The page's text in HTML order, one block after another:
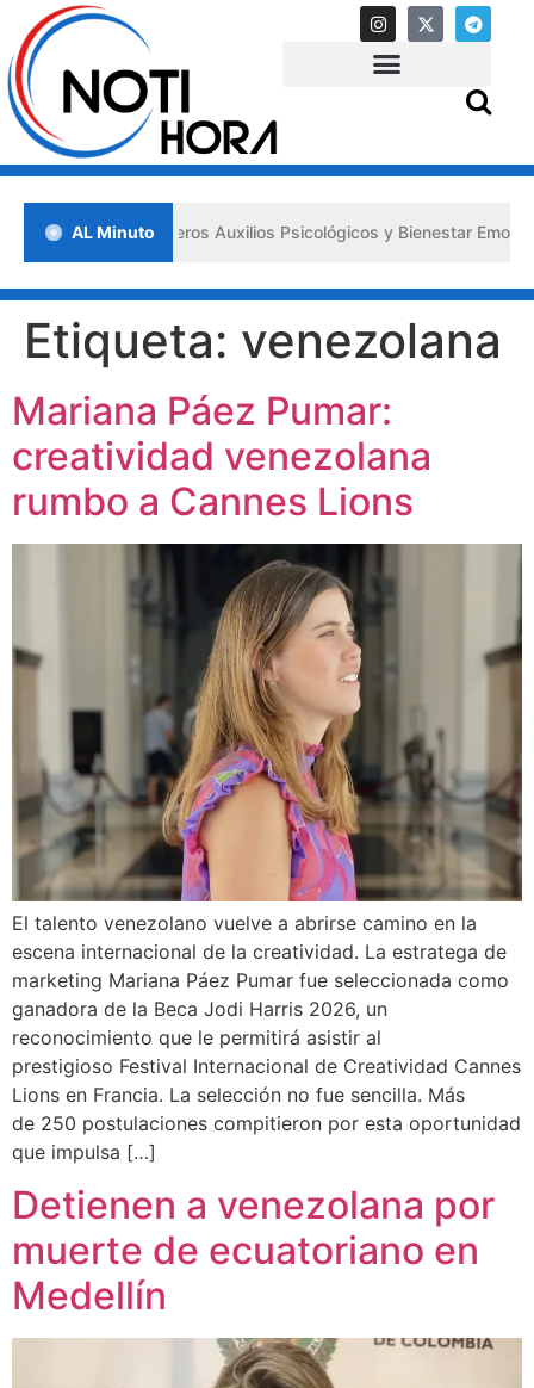
AL Minuto
impulsa los «Primeros Auxilios Psicológicos y Bienestar
Etiqueta: venezolana
Mariana Páez Pumar:
creatividad venezolana
rumbo a Cannes Lions
El talento venezolano vuelve a abrirse camino en la
escena internacional de la creatividad. La estratega de
marketing Mariana Páez Pumar fue seleccionada como
ganadora de la Beca Jodi Harris 2026, un
reconocimiento que le permitirá asistir al
prestigioso Festival Internacional de Creatividad Cannes
Lions en Francia. La selección no fue sencilla. Más
de 250 postulaciones compitieron por esta oportunidad
que impulsa […]
Detienen a venezolana por
muerte de ecuatoriano en
Medellín